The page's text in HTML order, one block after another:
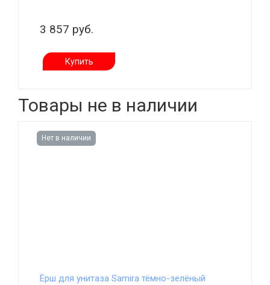
3 857 руб.
Купить
Товары не в наличии
Нет в наличии
Ёрш для унитаза Samira тёмно-зелёный